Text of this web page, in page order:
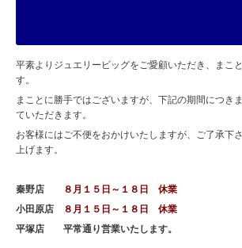
平素よりジュエリービッグをご愛顧いただき、まこ
す。
まことに勝手ではございますが、下記の期間につき
ていただきます。
お客様にはご不便をおかけいたしますが、ご了承下
上げます。
秦野店
８月１５日～１８日 休業
小田原店
８月１５日～１８日 休業
平塚店 平常通り営業いたします。